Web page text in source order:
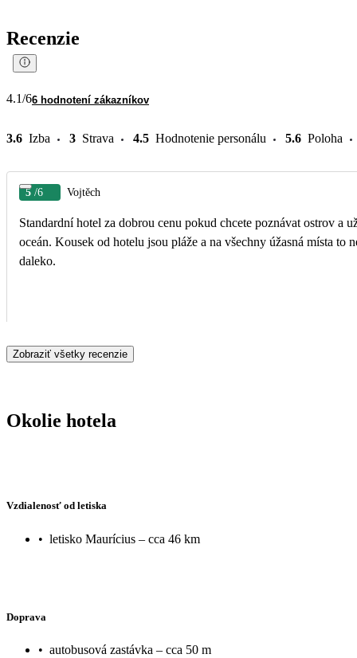
Recenzie
4.1/66 hodnotení zákazníkov
3.6 Izba 3 Strava 4.5 Hodnotenie personálu 5.6 Poloha
5 /6 Vojtěch
Standardní hotel za dobrou cenu pokud chcete poznávat ostrov a
oceán. Kousek od hotelu jsou pláže a na všechny úžasná místa to
daleko.
Zobraziť všetky recenzie
Okolie hotela
Vzdialenosť od letiska
• letisko Maurícius – cca 46 km
Doprava
• autobusová zastávka – cca 50 m